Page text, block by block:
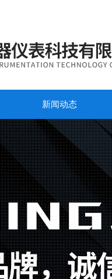
新闻动态